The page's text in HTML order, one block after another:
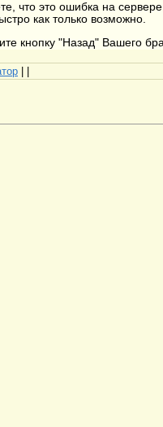
что это ошибка на
как только возможно.
кнопку "Назад" Вашего
| |